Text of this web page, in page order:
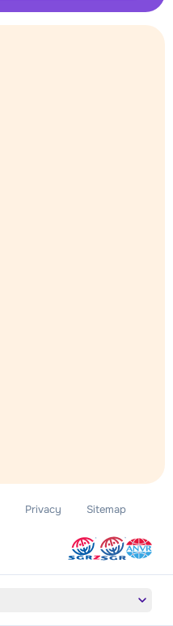
Privacy Sitemap